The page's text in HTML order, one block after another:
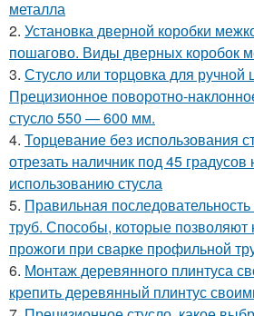
металла
2. Установка дверной коробки
пошагово. Виды дверных коробок
3. Стусло или торцовка для ручной
Прецизионное поворотно-
стусло 550 — 600 мм.
4. Торцевание без использования
отрезать наличник под 45 градусов
использованию стусла
5. Правильная
труб. Способы, которые позволяют
прожоги при сварке профильной
6. Монтаж деревянного плинтуса
крепить деревянный плинтус